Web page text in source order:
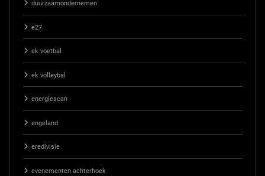
duurzaamondernemen
e27
ek voetbal
ek volleybal
energiescan
engeland
eredivisie
evenementen achterhoek